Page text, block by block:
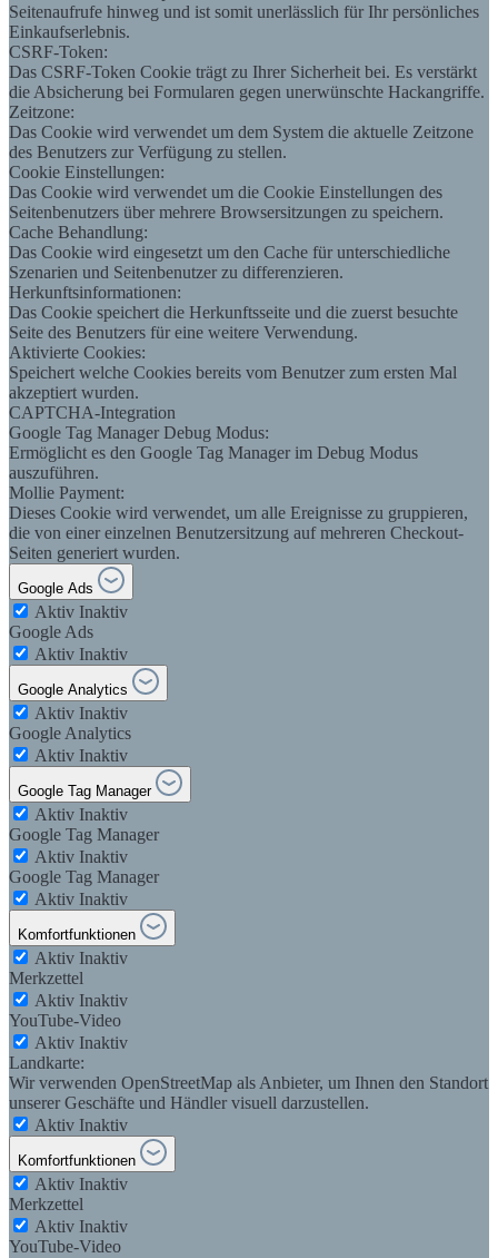
Seitenaufrufe hinweg und ist somit unerlässlich für Ihr persönliches
Einkaufserlebnis.
CSRF-Token:
Das CSRF-Token Cookie trägt zu Ihrer Sicherheit bei. Es verstärkt
die Absicherung bei Formularen gegen unerwünschte Hackangriffe.
Zeitzone:
Das Cookie wird verwendet um dem System die aktuelle Zeitzone
des Benutzers zur Verfügung zu stellen.
Cookie Einstellungen:
Das Cookie wird verwendet um die Cookie Einstellungen des
Seitenbenutzers über mehrere Browsersitzungen zu speichern.
Cache Behandlung:
Das Cookie wird eingesetzt um den Cache für unterschiedliche
Szenarien und Seitenbenutzer zu differenzieren.
Herkunftsinformationen:
Das Cookie speichert die Herkunftsseite und die zuerst besuchte
Seite des Benutzers für eine weitere Verwendung.
Aktivierte Cookies:
Speichert welche Cookies bereits vom Benutzer zum ersten Mal
akzeptiert wurden.
CAPTCHA-Integration
Google Tag Manager Debug Modus:
Ermöglicht es den Google Tag Manager im Debug Modus
auszuführen.
Mollie Payment:
Dieses Cookie wird verwendet, um alle Ereignisse zu gruppieren,
die von einer einzelnen Benutzersitzung auf mehreren Checkout-
Seiten generiert wurden.
Google Ads
Aktiv Inaktiv
Google Ads
Aktiv Inaktiv
Google Analytics
Aktiv Inaktiv
Google Analytics
Aktiv Inaktiv
Google Tag Manager
Aktiv Inaktiv
Google Tag Manager
Aktiv Inaktiv
Google Tag Manager
Aktiv Inaktiv
Komfortfunktionen
Aktiv Inaktiv
Merkzettel
Aktiv Inaktiv
YouTube-Video
Aktiv Inaktiv
Landkarte:
Wir verwenden OpenStreetMap als Anbieter, um Ihnen den Standort
unserer Geschäfte und Händler visuell darzustellen.
Aktiv Inaktiv
Komfortfunktionen
Aktiv Inaktiv
Merkzettel
Aktiv Inaktiv
YouTube-Video